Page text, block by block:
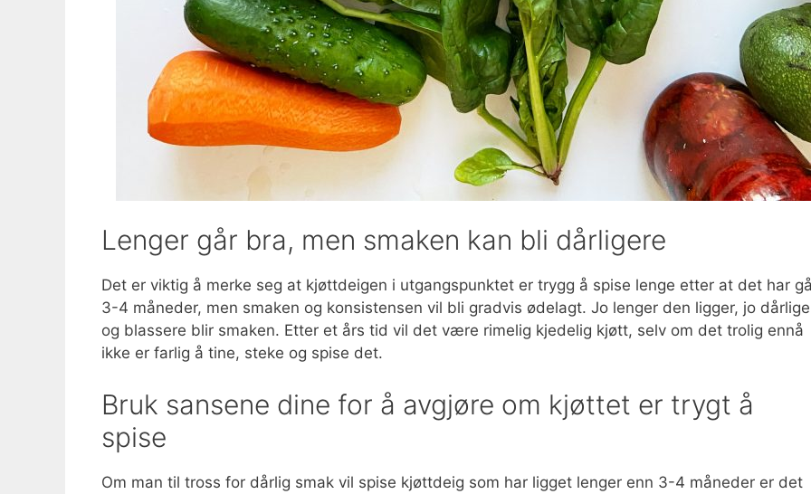
Lenger går bra, men smaken kan bli dårligere
Det er viktig å merke seg at kjøttdeigen i utgangspunktet er trygg å spise lenge etter at det har
3-4 måneder, men smaken og konsistensen vil bli gradvis ødelagt. Jo lenger den ligger, jo
og blassere blir smaken. Etter et års tid vil det være rimelig kjedelig kjøtt, selv om det trolig ennå
ikke er farlig å tine, steke og spise det.
Bruk sansene dine for å avgjøre om kjøttet er trygt å
spise
Om man til tross for dårlig smak vil spise kjøttdeig som har ligget lenger enn 3-4 måneder er det